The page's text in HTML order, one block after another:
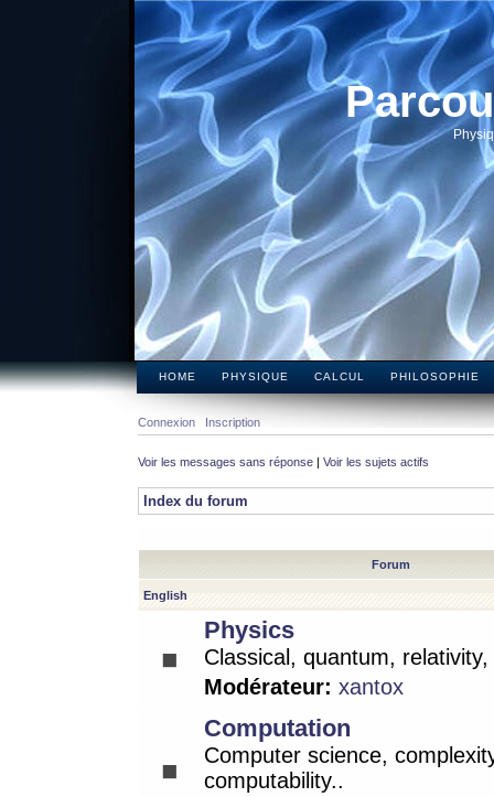
HOME PHYSIQUE CALCUL PHILOSOPHIE
Connexion Inscription
Voir les messages sans réponse | Voir les sujets actifs
Index du forum
Forum
English
Physics
Classical, quantum,
Modérateur: xantox
Computation
Computer science,
computability..